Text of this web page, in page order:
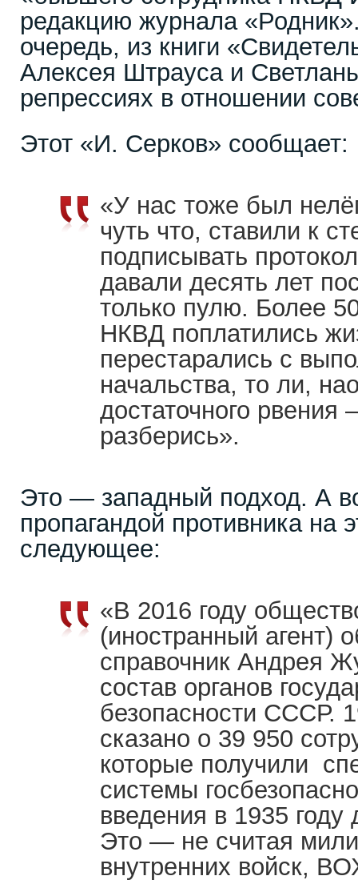
редакцию журнала
очередь, из книги
Алексея Штрауса и
репрессиях в отношении
Этот «И. Серков» сообщает:
«У нас тоже был
чуть что, ставили к
подписывать
давали десять лет
только пулю. Более
НКВД поплатились
перестарались с
начальства, то ли,
достаточного рвения
разберись».
Это — западный подход. А
пропагандой противника на
следующее:
«В 2016 году
(иностранный агент)
справочник Андрея
состав органов
безопасности СССР.
сказано о 39 950
которые получили
системы
введения в 1935 году
Это — не считая
внутренних войск,